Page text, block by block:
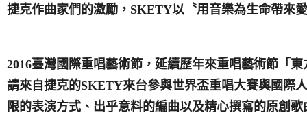
捷克作曲家們的激勵， SKETY以〝用音樂為生命帶來
2016臺灣國際重唱藝術節，延續歷年來重唱藝術節「東
請來自捷克的SKETY來台參與世界盃重唱大賽與國際
限的表演方式、出乎意料的編曲以及精心撰寫的原創